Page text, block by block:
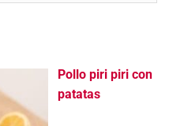
Pollo piri piri con
patatas